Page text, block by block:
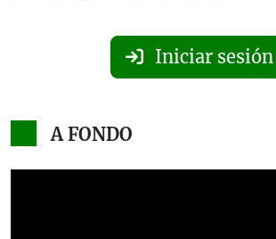
Iniciar sesión
A FONDO